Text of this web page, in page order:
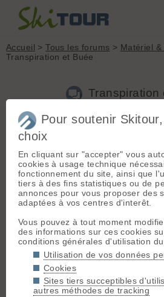
Accueil >Tous les forums > Matériel &
Transpiration et Buée
Transpiration
Nouveau sujet
Voir tous les sujets
T
tetiaroa59[38posts] - Le 22/12/
Bonjour
engendre vite de la buee sur mes
par beau temps.
J'ai testé la technique du liquide
concluant. D'autres recettes?
Sinon des recettes naturelles pour
infos je transpire autant en début de
Pour soutenir
choix
En cliquant sur "accepter" vous
cookies à usage technique
fonctionnement du site, ainsi que
tiers à des fins statistiques ou de
annonces pour vous proposer des
adaptées à vos centres d'interêt.
Vous pouvez à tout moment
des informations sur ces cookies
conditions générales d'utilisation
Utilisation de vos données
Cookies
Sites tiers succeptibles
autres méthodes de tracking